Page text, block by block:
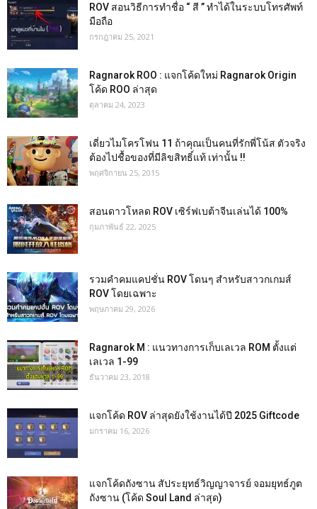
ROV สอนวิธีการทำชื่อ “ สี ” ทำได้ในระบบโทรศัพท์
มือถือ
กรกฎาคม 25, 2021
Ragnarok ROO : แจกโค้ดใหม่ Ragnarok Origin
โค้ด ROO ล่าสุด
ตุลาคม 24, 2023
เดี่ยวไมโครโฟน 11 ถ้าคุณเป็นคนที่รักพี่โน้ส ตัวจริง
ต้องไปชื้อของที่มีลิขสิทธิ์แท้ เท่านั้น !!
พฤศจิกายน 25, 2015
สอนดาวโหลด ROV เซิร์ฟเบต้าจีนเล่นได้ 100%
กุมภาพันธ์ 22, 2025
รวมคำคมแคปชั่น ROV โดนๆ สำหรับสาวกเกมส์
ROV โดยเฉพาะ
พฤษภาคม 29, 2026
Ragnarok M : แนวทางการเก็บเลเวล ROM ตั้งแต่
เลเวล 1-99
ธันวาคม 23, 2018
แจกโค้ด ROV ล่าสุดยังใช้งานได้ปี 2025 Giftcode
มกราคม 16, 2026
แจกโค้ดถังซาน สัประยุทธ์วิญญาจารย์ จอมยุทธ์ภูต
ถังซาน (โค้ด Soul Land ล่าสุด)